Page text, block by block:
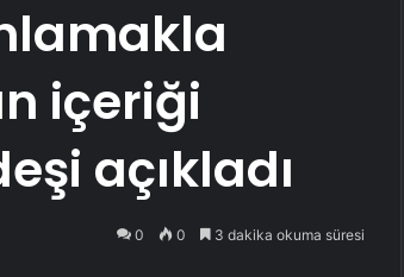
içeriği
açıkladı
0 0 3 dakika okuma süresi